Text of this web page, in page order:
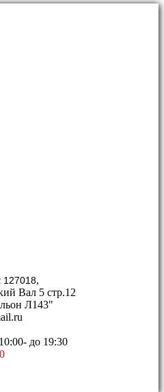
127018,
Вал 5 стр.12
Л143"
до 19:30